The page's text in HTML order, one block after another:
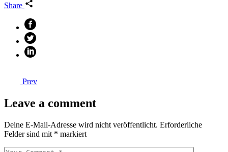
Share
Prev
Leave a comment
Deine E-Mail-Adresse wird nicht veröffentlicht. Erforderliche
Felder sind mit * markiert